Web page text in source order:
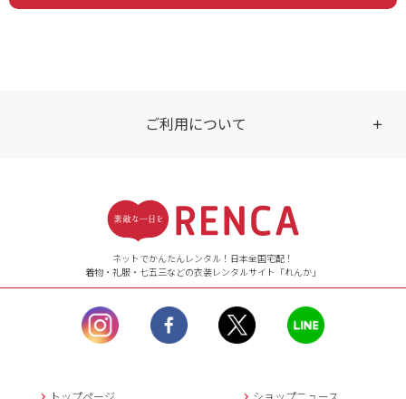
ご利用について
【ご注文（インターネット）】
24時間年中無休
【お問い合わせ窓口（メー
ル）】10:00~17:00
土曜日、日曜日、臨
時休業日を除く。
営業時間外にいただ
ネットでかんたんレンタル！日本全国宅配！
着物・礼服・七五三などの衣装レンタルサイト「れんか」
トップページ ショップニュース